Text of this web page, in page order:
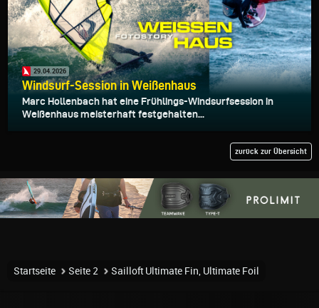
29.04.2026
Windsurf-Session in Weißenhaus
Marc Hollenbach hat eine Frühlings-Windsurfsession in
Weißenhaus meisterhaft festgehalten...
zurück zur Übersicht
Startseite Seite 2 Sailloft Ultimate Fin, Ultimate Foil